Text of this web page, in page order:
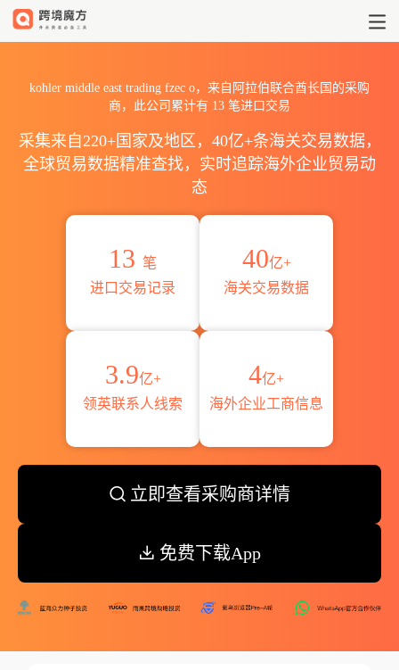
kohler middle east trading fzec o，来自阿拉伯联合酋长国的采购
商，此公司累计有 13 笔进口交易
采集来自220+国家及地区，40亿+条海关交易数据，
全球贸易数据精准查找，实时追踪海外企业贸易动
态
13 笔
进口交易记录
40亿+
海关交易数据
3.9亿+
领英联系人线索
4亿+
海外企业工商信息
立即查看采购商详情
免费下载App